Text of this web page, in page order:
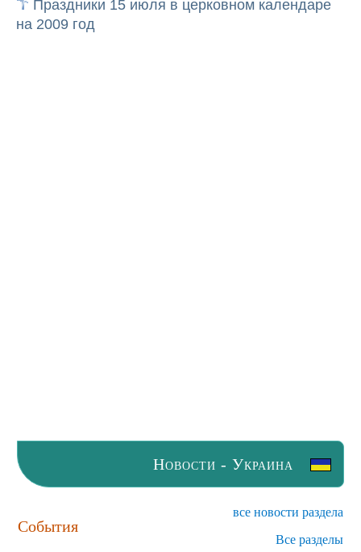
Праздники 15 июля в церковном календаре
на 2009 год
Новости - Украина
События
все новости раздела
Все разделы